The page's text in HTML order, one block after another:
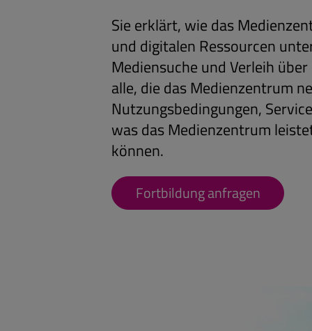
Sie erklärt, wie das
und digitalen Ressourcen
Mediensuche und Verleih
alle, die das Medienzentrum
Nutzungsbedingungen,
was das Medienzentrum
können.
Fortbildung anfragen